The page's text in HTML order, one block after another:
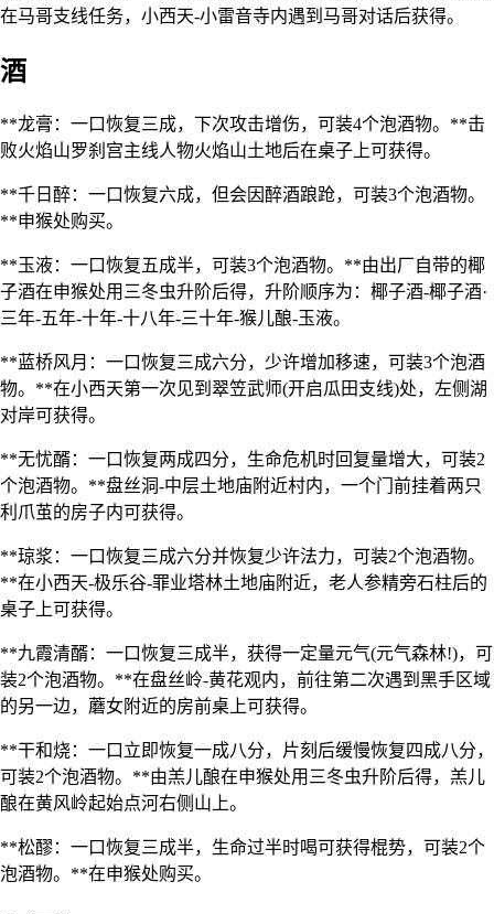
在马哥支线任务，小西天-小雷音寺内遇到马哥对话后获得。
酒
**龙膏：一口恢复三成，下次攻击增伤，可装4个泡酒物。**击
败火焰山罗刹宫主线人物火焰山土地后在桌子上可获得。
**千日醉：一口恢复六成，但会因醉酒踉跄，可装3个泡酒物。
**申猴处购买。
**玉液：一口恢复五成半，可装3个泡酒物。**由出厂自带的椰
子酒在申猴处用三冬虫升阶后得，升阶顺序为：椰子酒-椰子酒·
三年-五年-十年-十八年-三十年-猴儿酿-玉液。
**蓝桥风月：一口恢复三成六分，少许增加移速，可装3个泡酒
物。**在小西天第一次见到翠笠武师(开启瓜田支线)处，左侧湖
对岸可获得。
**无忧醑：一口恢复两成四分，生命危机时回复量增大，可装2
个泡酒物。**盘丝洞-中层土地庙附近村内，一个门前挂着两只
利爪茧的房子内可获得。
**琼浆：一口恢复三成六分并恢复少许法力，可装2个泡酒物。
**在小西天-极乐谷-罪业塔林土地庙附近，老人参精旁石柱后的
桌子上可获得。
**九霞清醑：一口恢复三成半，获得一定量元气(元气森林!)，可
装2个泡酒物。**在盘丝岭-黄花观内，前往第二次遇到黑手区域
的另一边，蘑女附近的房前桌上可获得。
**干和烧：一口立即恢复一成八分，片刻后缓慢恢复四成八分，
可装2个泡酒物。**由羔儿酿在申猴处用三冬虫升阶后得，羔儿
酿在黄风岭起始点河右侧山上。
**松醪：一口恢复三成半，生命过半时喝可获得棍势，可装2个
泡酒物。**在申猴处购买。